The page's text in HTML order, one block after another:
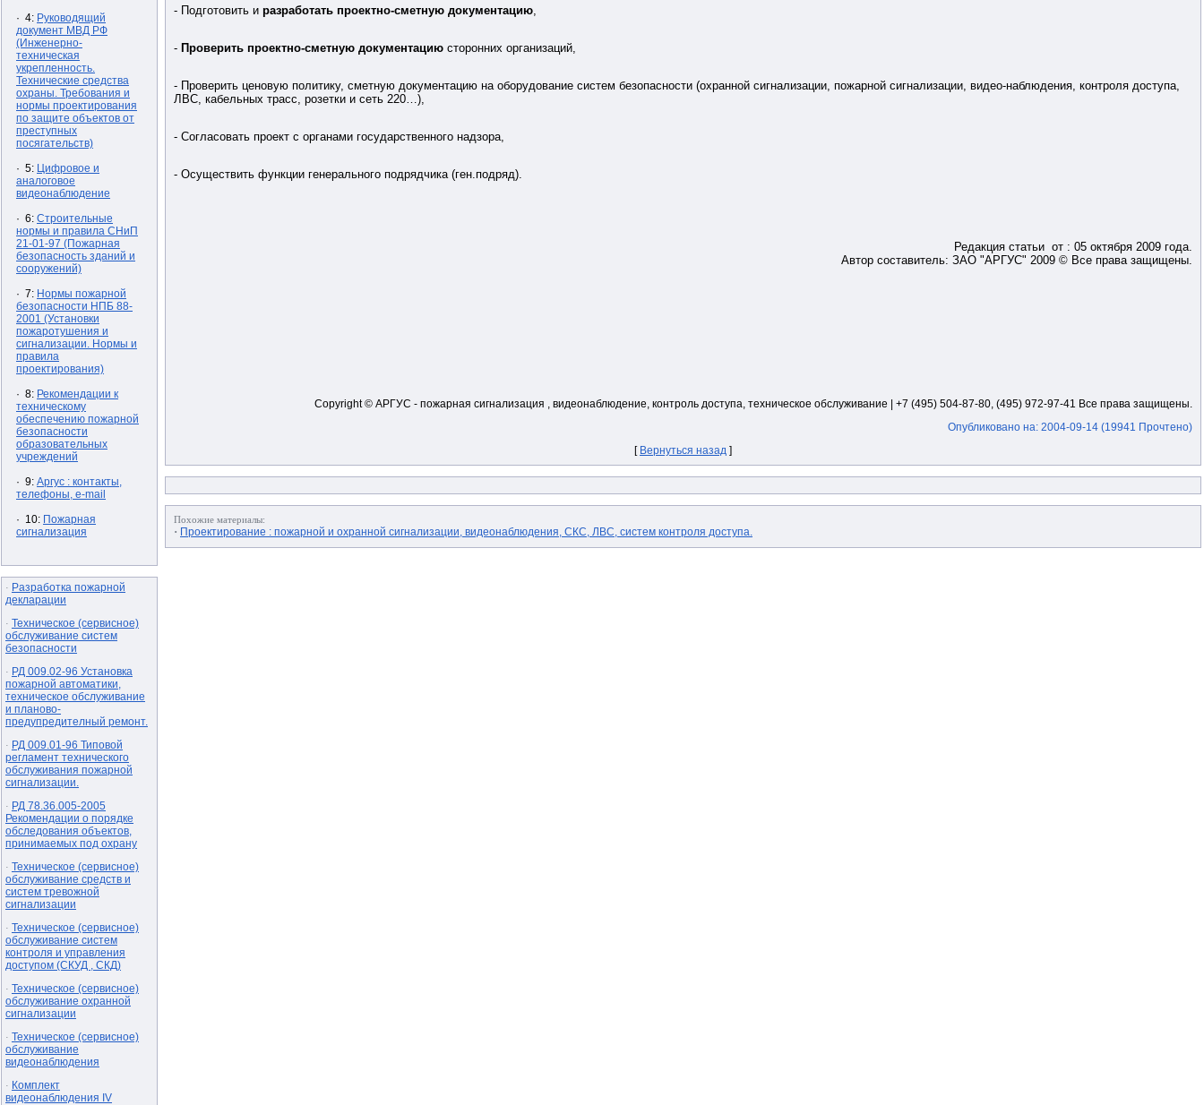
· 4: Руководящий
документ МВД РФ
(Инженерно-
техническая
укрепленность.
Технические средства
охраны. Требования и
нормы проектирования
по защите объектов от
преступных
посягательств)
· 5: Цифровое и
аналоговое
видеонаблюдение
· 6: Строительные
нормы и правила СНиП
21-01-97 (Пожарная
безопасность зданий и
сооружений)
· 7: Нормы пожарной
безопасности НПБ 88-
2001 (Установки
пожаротушения и
сигнализации. Нормы и
правила
проектирования)
· 8: Рекомендации к
техническому
обеспечению пожарной
безопасности
образовательных
учреждений
· 9: Аргус : контакты,
телефоны, e-mail
· 10: Пожарная
сигнализация
· Разработка пожарной
декларации
· Техническое (сервисное)
обслуживание систем
безопасности
· РД 009.02-96 Установка
пожарной автоматики,
техническое обслуживание
и планово-
предупредителный ремонт.
· РД 009.01-96 Типовой
регламент технического
обслуживания пожарной
сигнализации.
· РД 78.36.005-2005
Рекомендации о порядке
обследования объектов,
принимаемых под охрану
· Техническое (сервисное)
обслуживание средств и
систем тревожной
сигнализации
· Техническое (сервисное)
обслуживание систем
контроля и управления
доступом (СКУД , СКД)
· Техническое (сервисное)
обслуживание охранной
сигнализации
· Техническое (сервисное)
обслуживание
видеонаблюдения
· Комплект
видеонаблюдения IV
- Подготовить и разработать проектно-сметную документацию,
- Проверить проектно-сметную документацию сторонних организаций,
- Проверить ценовую политику, сметную документацию на оборудование систем безопасности (охранной сигнализации, пожарной сигнализации, видео-наблюдения, контроля доступа,
ЛВС, кабельных трасс, розетки и сеть 220…),
- Согласовать проект с органами государственного надзора,
- Осуществить функции генерального подрядчика (ген.подряд).
Редакция статьи от : 05 октября 2009 года.
Автор составитель: ЗАО "АРГУС" 2009 © Все права защищены.
Copyright © АРГУС - пожарная сигнализация , видеонаблюдение, контроль доступа, техническое обслуживание | +7 (495) 504-87-80, (495) 972-97-41 Все права защищены.
Опубликовано на: 2004-09-14 (19941 Прочтено)
[ Вернуться назад ]
Похожие материалы:
· Проектирование : пожарной и охранной сигнализации, видеонаблюдения, СКС, ЛВС, систем контроля доступа.